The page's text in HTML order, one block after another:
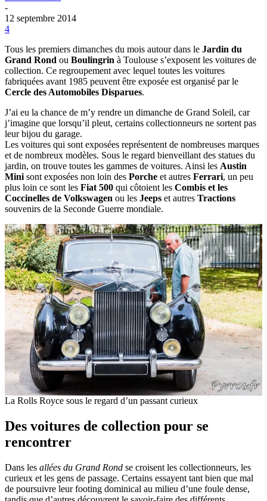
-
12 septembre 2014
4
Tous les premiers dimanches du mois autour dans le Jardin du
Grand Rond ou Boulingrin à Toulouse s’exposent les voitures de
collection. Ce regroupement avec lequel toutes les voitures
fabriquées avant 1985 peuvent être exposée est organisé par le
Cercle des Automobiles Disparues.
J’ai eu la chance de m’y rendre un dimanche de Grand Soleil, car
j’imagine que lorsqu’il pleut, certains collectionneurs ne sortent pas
leur bijou du garage.
Les voitures qui sont exposées représentent de nombreuses marques
et de nombreux modèles. Sous le regard bienveillant des statues du
jardin, on trouve toutes les gammes de voitures. Ainsi les Austin
Mini sont exposées non loin des Porche et autres Ferrari, un peu
plus loin ce sont les Fiat 500 qui côtoient les Combis et les
Coccinelles de Volkswagen ou les Jeeps et autres Tractions
souvenirs de la Seconde Guerre mondiale.
La Rolls Royce sous le regard d’un passant curieux
Des voitures de collection pour se
rencontrer
Dans les allées du Grand Rond se croisent les collectionneurs, les
curieux et les gens de passage. Certains essayent tant bien que mal
de poursuivre leur footing dominical au milieu d’une foule dense,